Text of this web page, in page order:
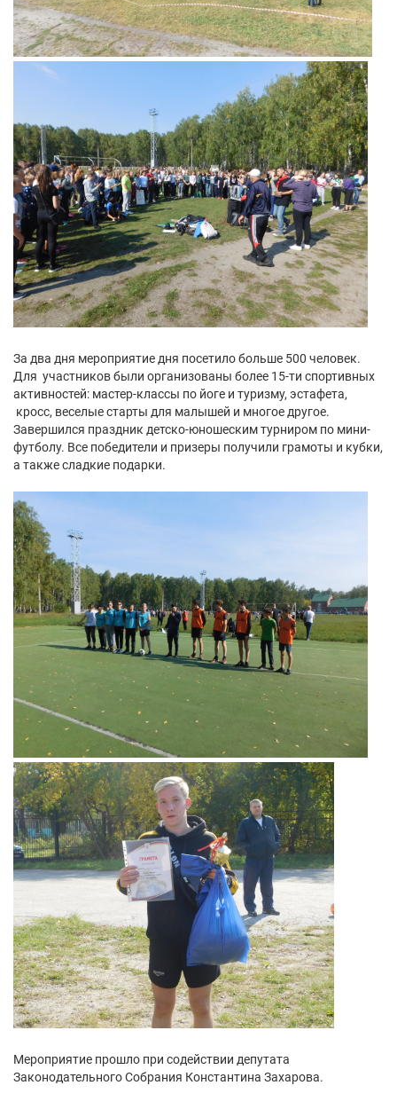
За два дня мероприятие дня посетило больше 500 человек.
Для участников были организованы более 15-ти спортивных
активностей: мастер-классы по йоге и туризму, эстафета,
кросс, веселые старты для малышей и многое другое.
Завершился праздник детско-юношеским турниром по мини-
футболу. Все победители и призеры получили грамоты и кубки,
а также сладкие подарки.
Мероприятие прошло при содействии депутата
Законодательного Собрания Константина Захарова.